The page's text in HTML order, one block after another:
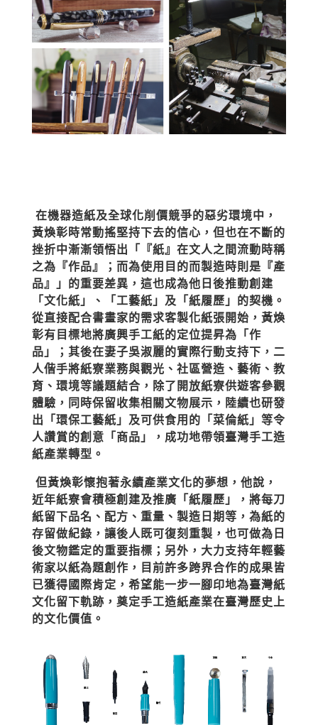
在機器造紙及全球化削價競爭的惡劣環境中，
黃煥彰時常動搖堅持下去的信心，但也在不斷的
挫折中漸漸領悟出「『紙』在文人之間流動時稱
之為『作品』；而為使用目的而製造時則是『產
品』」的重要差異，這也成為他日後推動創建
「文化紙」、「工藝紙」及「紙履歷」的契機。
從直接配合書畫家的需求客製化紙張開始，黃煥
彰有目標地將廣興手工紙的定位提昇為「作
品」；其後在妻子吳淑麗的實際行動支持下，二
人偕手將紙寮業務與觀光、社區營造、藝術、教
育、環境等議題結合，除了開放紙寮供遊客參觀
體驗，同時保留收集相關文物展示，陸續也研發
出「環保工藝紙」及可供食用的「菜倫紙」等令
人讚賞的創意「商品」，成功地帶領臺灣手工造
紙產業轉型。
但黃煥彰懷抱著永續產業文化的夢想，他說，
近年紙寮會積極創建及推廣「紙履歷」，將每刀
紙留下品名、配方、重量、製造日期等，為紙的
存留做紀錄，讓後人既可復刻重製，也可做為日
後文物鑑定的重要指標；另外，大力支持年輕藝
術家以紙為題創作，目前許多跨界合作的成果皆
已獲得國際肯定，希望能一步一腳印地為臺灣紙
文化留下軌跡，奠定手工造紙產業在臺灣歷史上
的文化價值。